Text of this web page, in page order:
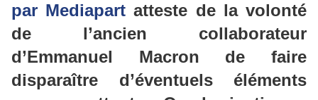
par Mediapart atteste de lavolonté
de l’ancien collaborateur
d’Emmanuel Macron de faire
disparaître d’éventuels éléments